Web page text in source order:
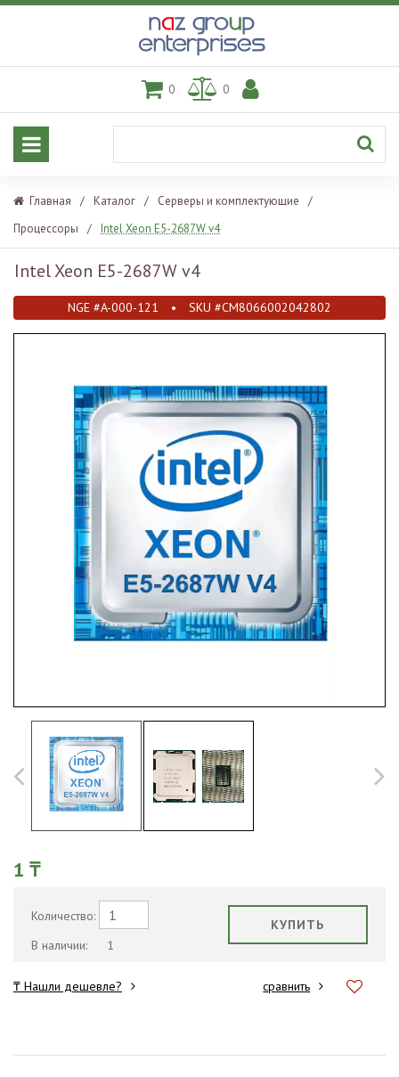
0 0
Главная / Каталог / Серверы и комплектующие
/
Процессоры
/ Intel Xeon E5-2687W v4
Intel Xeon E5-2687W v4
NGE #A-000-121 • SKU #CM8066002042802
1 ₸
Количество:
В наличии:
1
КУПИТЬ
₸ Нашли дешевле? сравнить